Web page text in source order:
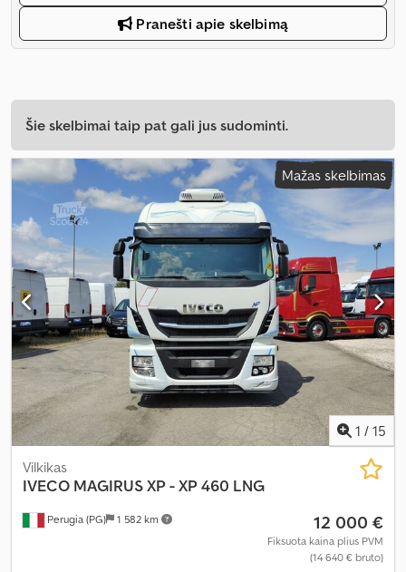
Pranešti apie skelbimą
Šie skelbimai taip pat gali jus sudominti.
Mažas skelbimas
1 / 15
Perugia (PG) 1 582 km
Vilkikas
IVECO MAGIRUSXP - XP 460 LNG
12 000 €
Fiksuota kaina plius PVM
(14 640 € bruto)